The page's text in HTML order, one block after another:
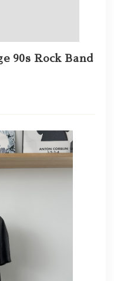
90s Rock Band